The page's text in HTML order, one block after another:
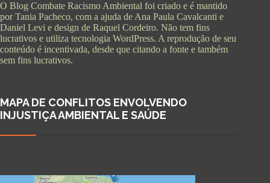
O Blog Combate Racismo Ambiental foi criado e é mantido
por Tania Pacheco, com a ajuda de Ana Paula Cavalcanti e
Daniel Levi e design de Raquel Cordeiro. Não tem fins
lucrativos e utiliza tecnologia WordPress. A reprodução de seu
conteúdo é incentivada, desde que citando a fonte e também
sem fins lucrativos.
MAPA DE CONFLITOS ENVOLVENDO
INJUSTIÇA AMBIENTAL E SAÚDE